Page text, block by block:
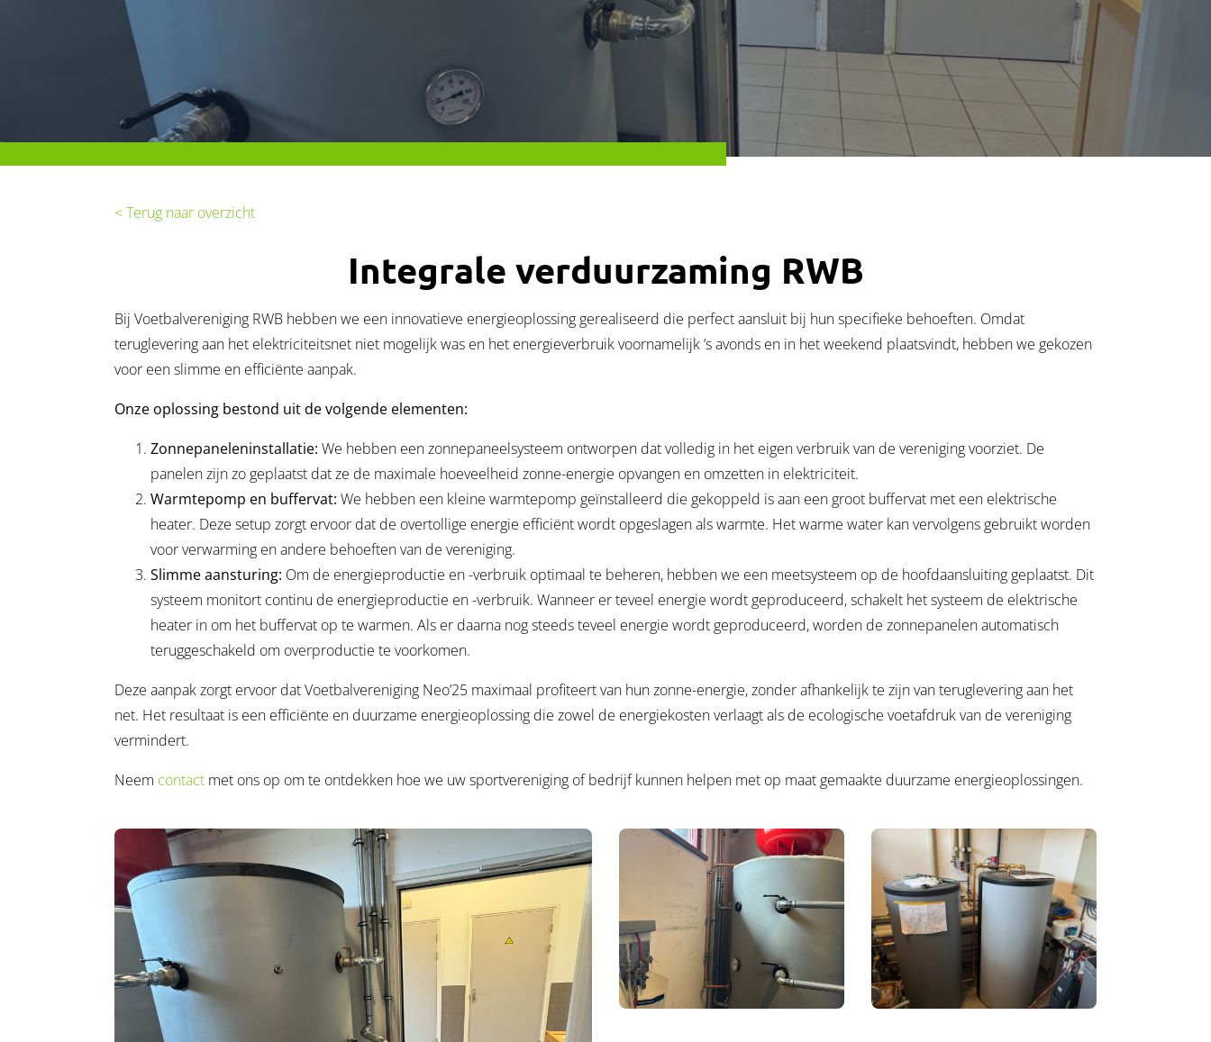
< Terug naar overzicht
Integrale verduurzaming RWB
Bij Voetbalvereniging RWB hebben we een innovatieve energieoplossing gerealiseerd die perfect aansluit bij hun specifieke behoeften. Omdat
teruglevering aan het elektriciteitsnet niet mogelijk was en het energieverbruik voornamelijk ’s avonds en in het weekend plaatsvindt, hebben we gekozen
voor een slimme en efficiënte aanpak.
Onze oplossing bestond uit de volgende elementen:
Zonnepaneleninstallatie: We hebben een zonnepaneelsysteem ontworpen dat volledig in het eigen verbruik van de vereniging voorziet. De
panelen zijn zo geplaatst dat ze de maximale hoeveelheid zonne-energie opvangen en omzetten in elektriciteit.
Warmtepomp en buffervat: We hebben een kleine warmtepomp geïnstalleerd die gekoppeld is aan een groot buffervat met een elektrische
heater. Deze setup zorgt ervoor dat de overtollige energie efficiënt wordt opgeslagen als warmte. Het warme water kan vervolgens gebruikt worden
voor verwarming en andere behoeften van de vereniging.
Slimme aansturing: Om de energieproductie en -verbruik optimaal te beheren, hebben we een meetsysteem op de hoofdaansluiting geplaatst. Dit
systeem monitort continu de energieproductie en -verbruik. Wanneer er teveel energie wordt geproduceerd, schakelt het systeem de elektrische
heater in om het buffervat op te warmen. Als er daarna nog steeds teveel energie wordt geproduceerd, worden de zonnepanelen automatisch
teruggeschakeld om overproductie te voorkomen.
Deze aanpak zorgt ervoor dat Voetbalvereniging Neo’25 maximaal profiteert van hun zonne-energie, zonder afhankelijk te zijn van teruglevering aan het
net. Het resultaat is een efficiënte en duurzame energieoplossing die zowel de energiekosten verlaagt als de ecologische voetafdruk van de vereniging
vermindert.
Neem contact met ons op om te ontdekken hoe we uw sportvereniging of bedrijf kunnen helpen met op maat gemaakte duurzame energieoplossingen.